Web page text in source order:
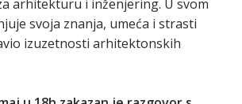
arhitekturu i inženjering. U svom
svoja znanja, umeća i strasti
izuzetnosti arhitektonskih